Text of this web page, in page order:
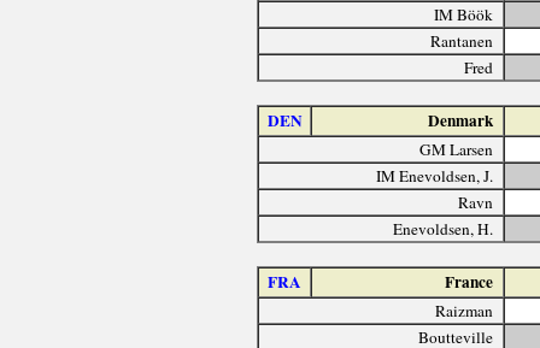
IM Böök
Rantanen
Fred
DEN Denmark
GM Larsen
IM Enevoldsen, J.
Ravn
Enevoldsen, H.
FRA France
Raizman
Boutteville